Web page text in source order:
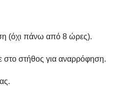
(όχι πάνω από 8 ώρες).
στο στήθος για αναρρόφηση.